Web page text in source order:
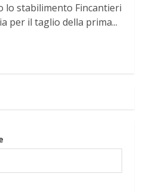
lo stabilimento Fincantieri
per il taglio della prima...